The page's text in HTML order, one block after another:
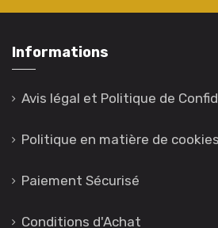
Informations
Avis légal et Politique de
Politique en matière de cookies
Paiement Sécurisé
Conditions d'Achat